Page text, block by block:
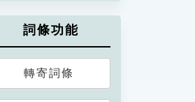
詞條功能
轉寄詞條